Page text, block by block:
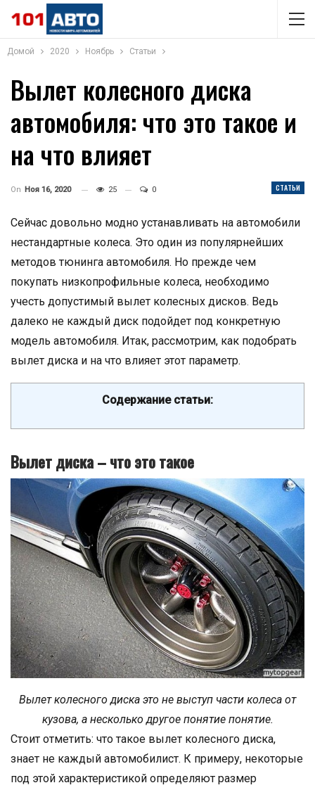
Домой 2020 Ноябрь Статьи
Вылет колесного диска
автомобиля: что это такое и
на что влияет
СТАТЬИ
On Ноя 16, 2020 25 0
Сейчас довольно модно устанавливать на автомобили
нестандартные колеса. Это один из популярнейших
методов тюнинга автомобиля. Но прежде чем
покупать низкопрофильные колеса, необходимо
учесть допустимый вылет колесных дисков. Ведь
далеко не каждый диск подойдет под конкретную
модель автомобиля. Итак, рассмотрим, как подобрать
вылет диска и на что влияет этот параметр.
Содержание статьи:
Вылет диска – что это такое
Вылет колесного диска это не выступ части колеса от
кузова, а несколько другое понятие понятие.
Стоит отметить: что такое вылет колесного диска,
знает не каждый автомобилист. К примеру, некоторые
под этой характеристикой определяют размер